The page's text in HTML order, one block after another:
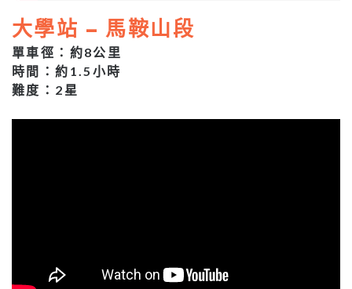
大學站 – 馬鞍山段
單車徑：約8公里
時間：約1.5小時
難度：2星